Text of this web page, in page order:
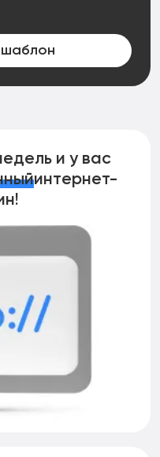
шаблон
и у вас
интернет-